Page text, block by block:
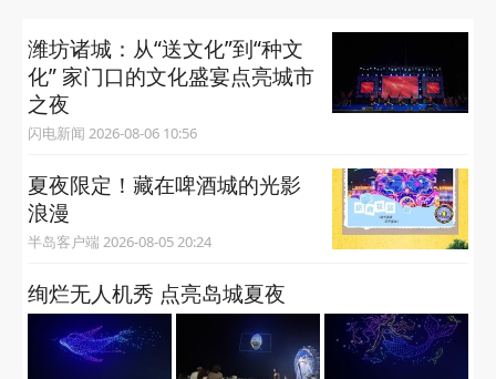
潍坊诸城：从“送文化”到“种文
化” 家门口的文化盛宴点亮城市
之夜
闪电新闻 2026-08-06 10:56
夏夜限定！藏在啤酒城的光影
浪漫
半岛客户端 2026-08-05 20:24
绚烂无人机秀 点亮岛城夏夜